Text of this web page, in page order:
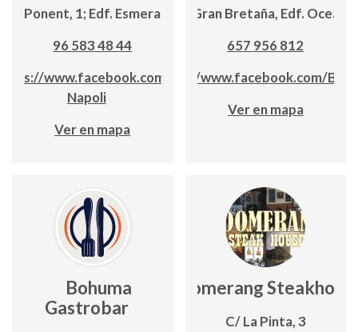
C/ Ponent, 1; Edf. Esmeralda
96 583 48 44
www.facebook.com/Bella
Napoli
Ver en mapa
C/ Gran Bretaña, Edf. Oceanic
657 956 812
https://www.facebook.com/
Ver en mapa
Bohuma
Gastrobar
Boomerang
C/ La Pinta, 3